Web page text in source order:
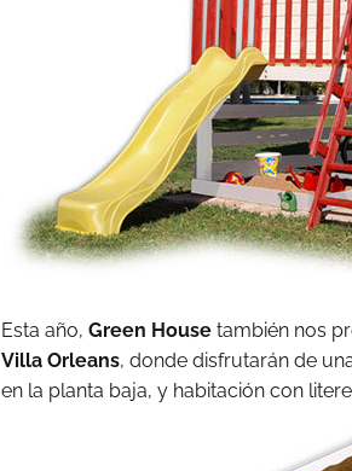
Esta año, Green House también nos
Villa Orleans, donde disfrutarán de
en la planta baja, y habitación con